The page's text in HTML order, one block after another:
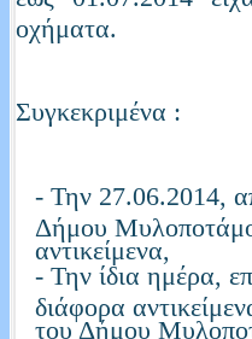
οχήματα.
Συγκεκριμένα :
- Την 27.06.2014,
Δήμου
αντικείμενα,
- Την ίδια ημέρα,
διάφορα
του Δήμου